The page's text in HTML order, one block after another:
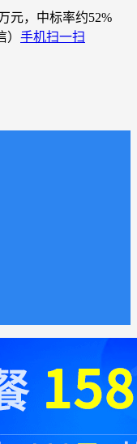
元，中标率约52%
） 手机扫一扫